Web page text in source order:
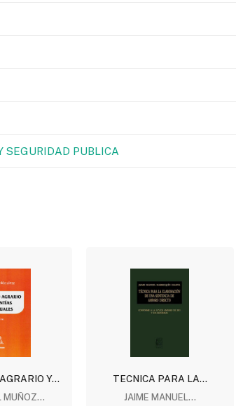
SEGURIDAD PUBLICA
Y...
MUÑOZ...
TECNICA PARA LA...
JAIME MANUEL...